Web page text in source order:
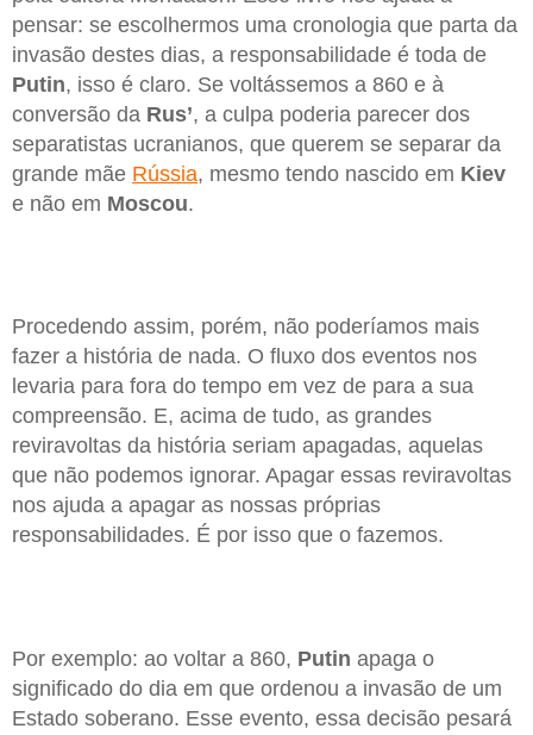
pensar: se escolhermos uma cronologia que parta da
invasão destes dias, a responsabilidade é toda de
Putin, isso é claro. Se voltássemos a 860 e à
conversão da Rus’, a culpa poderia parecer dos
separatistas ucranianos, que querem se separar da
grande mãe Rússia, mesmo tendo nascido em Kiev
e não em Moscou.
Procedendo assim, porém, não poderíamos mais
fazer a história de nada. O fluxo dos eventos nos
levaria para fora do tempo em vez de para a sua
compreensão. E, acima de tudo, as grandes
reviravoltas da história seriam apagadas, aquelas
que não podemos ignorar. Apagar essas reviravoltas
nos ajuda a apagar as nossas próprias
responsabilidades. É por isso que o fazemos.
Por exemplo: ao voltar a 860, Putin apaga o
significado do dia em que ordenou a invasão de um
Estado soberano. Esse evento, essa decisão pesará